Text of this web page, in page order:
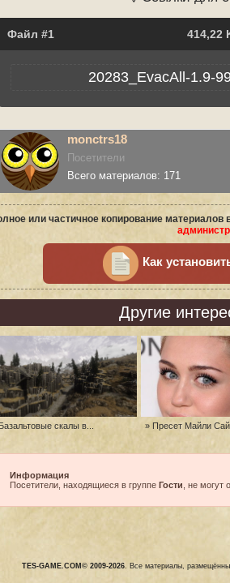
Файл 414,22
20283_EvacAll-1.9-
monctrs18
Посетители
Всего материалов: 171
или частичное копирование материалов
Как
Другие
скалы в... » Пресет Майли
Информация
Посетители, находящиеся в группе Гости , не могут
TES-GAME.COM© 2009-2026. Все материалы,